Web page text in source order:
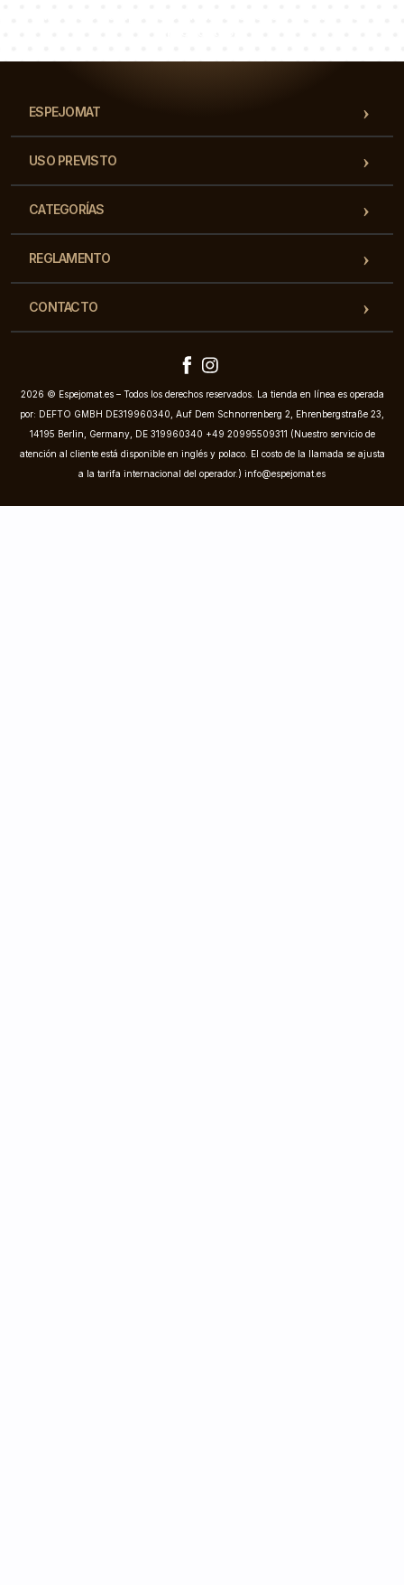
ESPEJOMAT
USO PREVISTO
CATEGORÍAS
REGLAMENTO
CONTACTO
2026 © Espejomat.es – Todos los derechos reservados. La tienda en línea es operada
por: DEFTO GMBH DE319960340, Auf Dem Schnorrenberg 2, Ehrenbergstraße 23,
14195 Berlin, Germany, DE 319960340 +49 20995509311 (Nuestro servicio de
atención al cliente está disponible en inglés y polaco. El costo de la llamada se ajusta
a la tarifa internacional del operador.) info@espejomat.es